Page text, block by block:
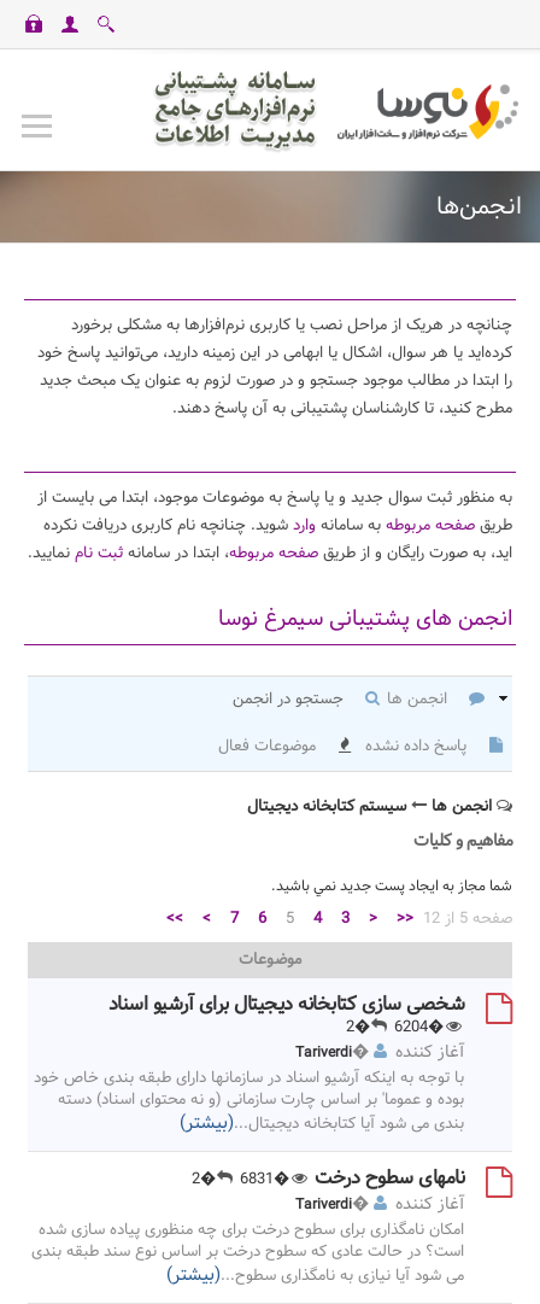
انجمن‌ها
چنانچه در هریک از مراحل نصب یا کاربری نرم‌افزارها به مشکلی برخورد
کرده‌اید یا هر سوال، اشکال یا ابهامی در این زمینه دارید، می‌توانید پاسخ خود
را ابتدا در مطالب موجود جستجو و در صورت لزوم به عنوان یک مبحث جدید
مطرح کنید، تا کارشناسان پشتیبانی به آن پاسخ دهند.
به منظور ثبت سوال جدید و یا پاسخ به موضوعات موجود، ابتدا می بایست از
طریقصفحه مربوطهبه سامانه واردشوید. چنانچه نام کاربری دریافت نکرده
اید، به صورت رایگان و از طریقصفحه مربوطه، ابتدا در سامانهثبت نامنمایید.
انجمن های پشتیبانی سیمرغ نوسا
انجمن ها
جستجو در انجمن
پاسخ داده نشده
موضوعات فعال
انجمن ها سیستم کتابخانه دیجیتال
مفاهیم و کلیات
شما مجاز به ايجاد پست جديد نمي باشيد.
صفحه 5 از 12 <<
<
3
4
5
6
7
>
>>
موضوعات
شخصی سازی کتابخانه دیجیتال برای آرشیو اسناد
�6204
�2
آغاز کننده �
Tariverdi
با توجه به اینکه آرشیو اسناد در سازمانها دارای طبقه بندی خاص خود
بوده و عموما' بر اساس چارت سازمانی (و نه محتوای اسناد) دسته
بندی می شود آیا کتابخانه دیجیتال...(بیشتر)
نامهای سطوح درخت �6831
�2
آغاز کننده �
Tariverdi
امکان نامگذاری برای سطوح درخت برای چه منظوری پیاده سازی شده
است؟ در حالت عادی که سطوح درخت بر اساس نوع سند طبقه بندی
می شود آیا نیازی به نامگذاری سطوح...(بیشتر)